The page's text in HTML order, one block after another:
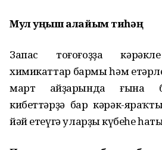
Мул уңыш алайым тиһәң
Запас тоғоғоҙҙа
химикаттар бармы һәм
март айҙарында ғына
кибеттәрҙә бар кәрәк-
йәй етеүгә уларҙың күбеһе